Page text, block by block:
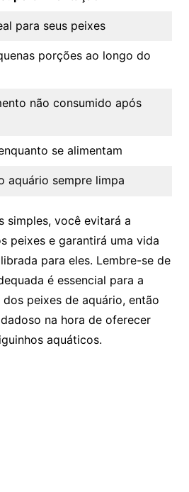
para seus ​peixes
porções ao‍ longo do
não consumido após
se‍ alimentam
aquário sempre limpa
simples, ​você evitará a
‌peixes e garantirá uma vida
⁣para eles. Lembre-se de⁣
é ⁢essencial para a
peixes de aquário,​ então⁢
na hora de oferecer
⁢aquáticos.